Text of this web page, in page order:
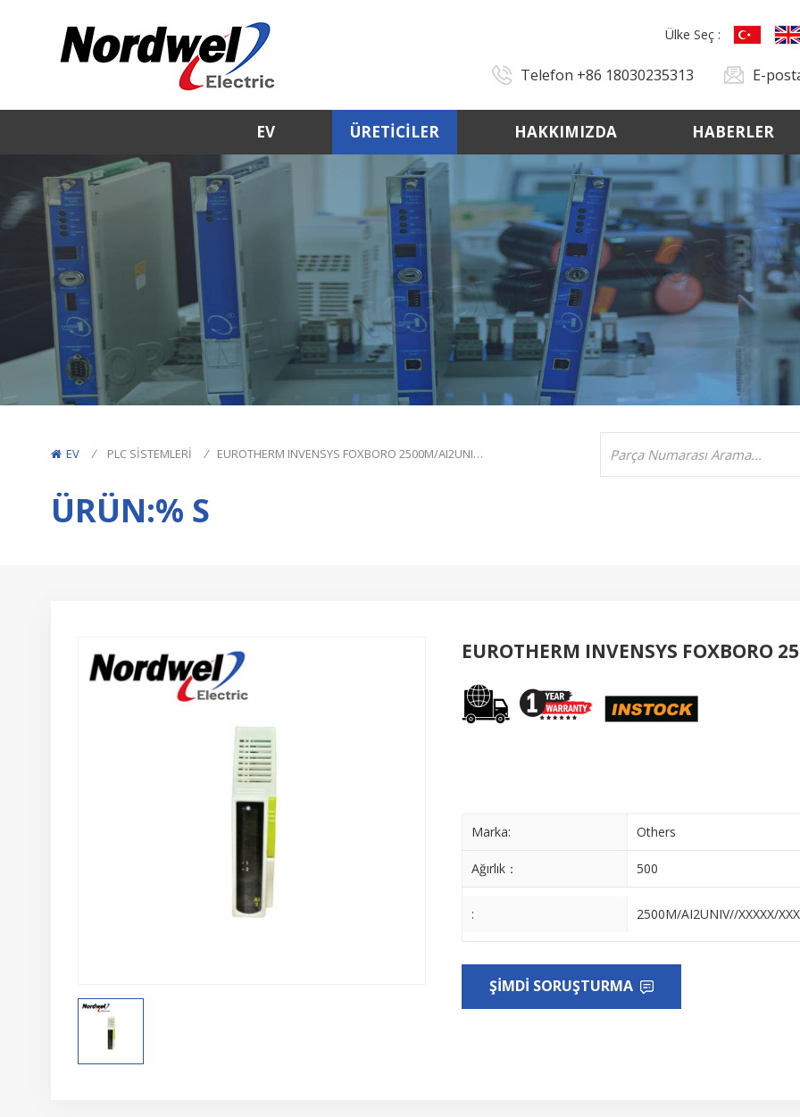
Ülke Seç :
Telefon +86 18030235313 E-
EV ÜRETICILER HAKKIMIZDA HABERLER
EV / PLC SISTEMLERI / EUROTHERM INVENSYS FOXBORO 2500M/AI2UNIV//XXXXX/XXXXXX
ÜRÜN:% S
EUROTHERM INVENSYS FOXBORO
Marka: Others
Ağırlık： 500
: 2500M/AI2UNIV//XXXXX/
ŞIMDI SORUŞTURMA